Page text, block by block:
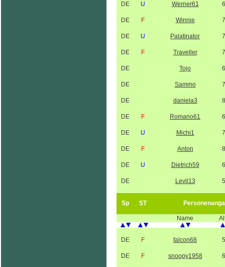
DE U Werner61
DE F Winnie
DE U Palatinator
DE F Traveller
DE Tojo
DE Sammo
DE daniela3
DE F Romano61
DE U Michi1
DE F Anton
DE U Dietrich59
DE Levil13
Sp ST
Name
DE F falcon68
DE F snoopy1958